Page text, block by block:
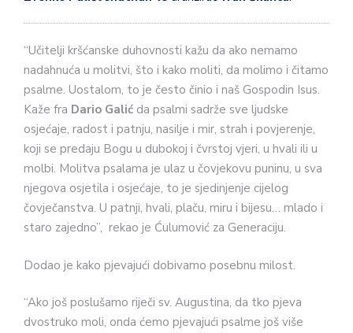
“Učitelji kršćanske duhovnosti kažu da ako nemamo
nadahnuća u molitvi, što i kako moliti, da molimo i čitamo
psalme. Uostalom, to je često činio i naš Gospodin Isus.
Kaže fra Dario Galić da psalmi sadrže sve ljudske
osjećaje, radost i patnju, nasilje i mir, strah i povjerenje,
koji se predaju Bogu u dubokoj i čvrstoj vjeri, u hvali ili u
molbi. Molitva psalama je ulaz u čovjekovu puninu, u sva
njegova osjetila i osjećaje, to je sjedinjenje cijelog
čovječanstva. U patnji, hvali, plaču, miru i bijesu… mlado i
staro zajedno”, rekao je Ćulumović za Generaciju.
Dodao je kako pjevajući dobivamo posebnu milost.
“Ako još poslušamo riječi sv. Augustina, da tko pjeva
dvostruko moli, onda ćemo pjevajući psalme još više